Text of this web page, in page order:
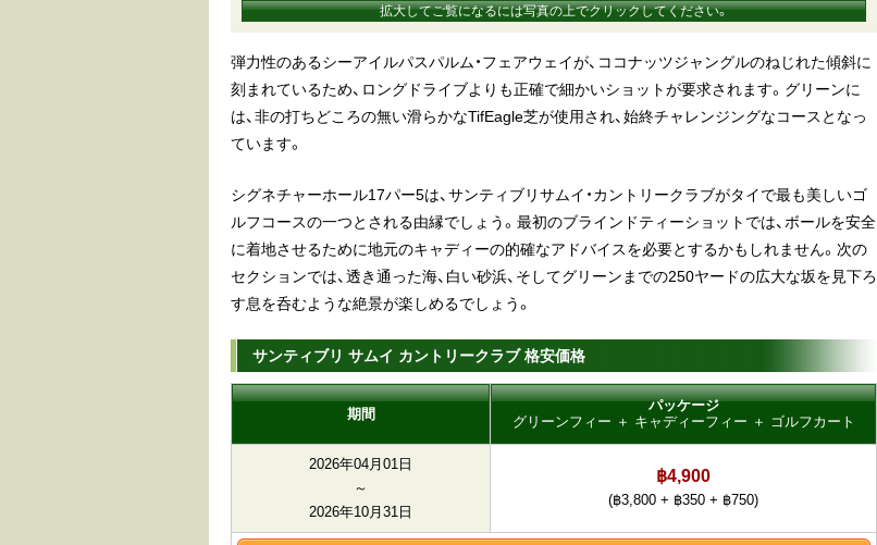
拡大してご覧になるには写真の上でクリックしてください。
弾力性のあるシーアイルパスパルム・フェアウェイが、ココナッツジャングルのねじれた傾斜に
刻まれているため、ロングドライブよりも正確で細かいショットが要求されます。グリーンに
は、非の打ちどころの無い滑らかなTifEagle芝が使用され、始終チャレンジングなコースとなっ
ています。
シグネチャーホール17パー5は、サンティブリサムイ・カントリークラブがタイで最も美しいゴ
ルフコースの一つとされる由縁でしょう。最初のブラインドティーショットでは、ボールを安全
に着地させるために地元のキャディーの的確なアドバイスを必要とするかもしれません。次の
セクションでは、透き通った海、白い砂浜、そしてグリーンまでの250ヤードの広大な坂を見下ろ
す息を呑むような絶景が楽しめるでしょう。
サンティブリ サムイ カントリークラブ 格安価格
期間
パッケージ
グリーンフィー ＋ キャディーフィー ＋ ゴルフカート
2026年04月01日
～
2026年10月31日
฿4,900
(฿3,800 + ฿350 + ฿750)